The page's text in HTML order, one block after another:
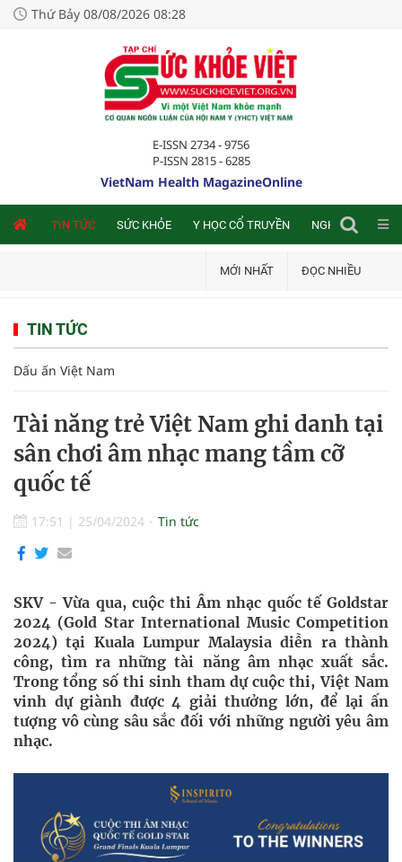
Thứ Bảy 08/08/2026 08:28
E-ISSN 2734 - 9756
P-ISSN 2815 - 6285
VietNam Health MagazineOnline
TIN TỨC SỨC KHỎE Y HỌC CỔ TRUYỀN NGHIÊN CỨU
MỚI NHẤT ĐỌC NHIỀU
TIN TỨC
Dấu ấn Việt Nam
Tài năng trẻ Việt Nam ghi danh tại
sân chơi âm nhạc mang tầm cỡ
quốc tế
17:51 | 25/04/2024 Tin tức
SKV - Vừa qua, cuộc thi Âm nhạc quốc tế Goldstar
2024 (Gold Star International Music Competition
2024) tại Kuala Lumpur Malaysia diễn ra thành
công, tìm ra những tài năng âm nhạc xuất sắc.
Trong tổng số thi sinh tham dự cuộc thi, Việt Nam
vinh dự giành được 4 giải thưởng lớn, để lại ấn
tượng vô cùng sâu sắc đối với những người yêu âm
nhạc.